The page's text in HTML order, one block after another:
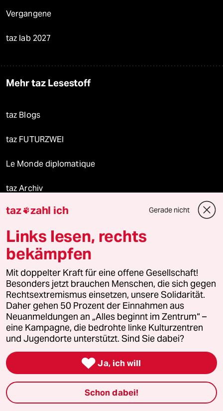
Vergangene
taz lab 2027
Mehr taz Lesestoff
taz Blogs
taz FUTURZWEI
Le Monde diplomatique
taz Archiv
Mehr taz Angebote
Kantine
Shop
Anzeigen
Fragen & Hilfe
taz zahl ich Gerade nicht
Links lesen, rechts
bekämpfen
Mit doppelter Kraft für eine offene Gesellschaft!
Besonders jetzt brauchen Menschen, die sich gegen
Rechtsextremismus einsetzen, unsere Solidarität.
Daher gehen 50 Prozent der Einnahmen aus
Neuanmeldungen an „Alles beginnt im Zentrum“ –
eine Kampagne, die bedrohte linke Kulturzentren
und Jugendorte unterstützt. Sind Sie dabei?
 Ja, ich will
Schon dabei!